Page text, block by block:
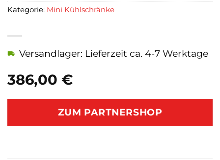
386,00 €
Versandlager: Lieferzeit ca. 4-7 Werktage
ZUM PARTNERSHOP
Kategorie: Mini Kühlschränke